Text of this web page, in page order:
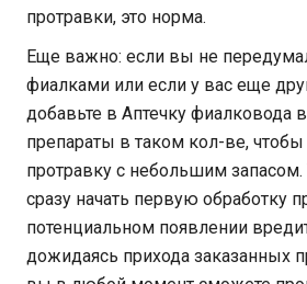
протравки, это норма.
Еще важно: если вы не
фиалками или если у вас еще
добавьте в Аптечку
препараты в таком кол-ве, чтобы
протравку с небольшим
сразу начать первую обработку
потенциальном появлении
дожидаясь прихода заказанных